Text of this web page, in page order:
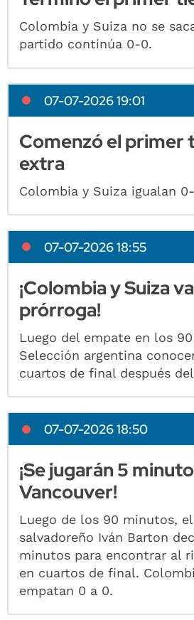
Colombia y Suiza no se
partido continúa 0-0.
07-07-2026 19:01
Comenzó el primer
extra
Colombia y Suiza igualan
07-07-2026 18:55
¡Colombia y Suiza
prórroga!
Luego del empate en los
Selección argentina
cuartos de final después
07-07-2026 18:50
¡Se jugarán 5
Vancouver!
Luego de los 90 minutos,
salvadoreño Iván Barton
minutos para encontrar al
en cuartos de final.
empatan 0 a 0.